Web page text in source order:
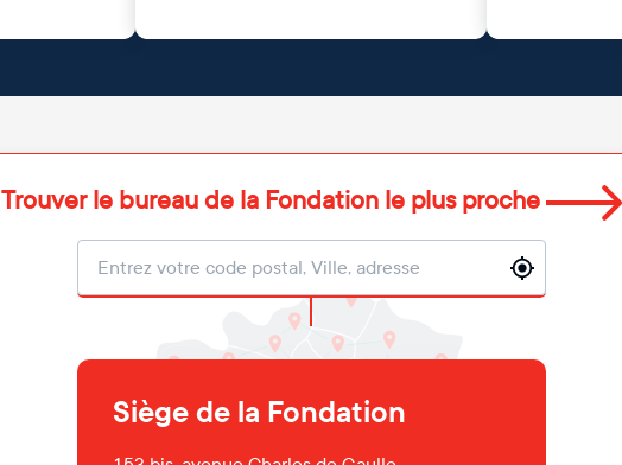
Trouver le bureau de la Fondation le plus proche
Localisation
Siège de la Fondation